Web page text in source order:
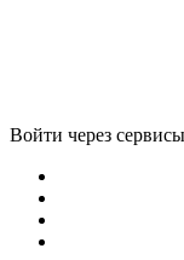
Войти через сервисы